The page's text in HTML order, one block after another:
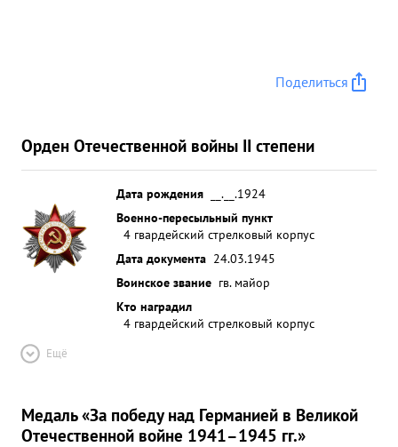
Поделиться
Орден Отечественной войны II степени
Дата рождения
__.__.1924
Военно-пересыльный пункт
4 гвардейский стрелковый корпус
Дата документа 24.03.1945
Воинское звание гв. майор
Кто наградил
4 гвардейский стрелковый корпус
Ещё
Медаль «За победу над Германией в Великой
Отечественной войне 1941–1945 гг.»